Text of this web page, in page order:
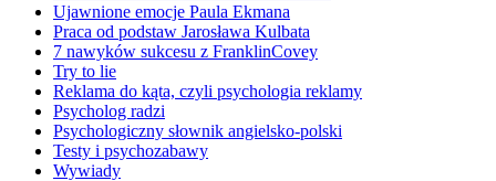
Ujawnione emocje Paula Ekmana
Praca od podstaw Jarosława Kulbata
7 nawyków sukcesu z FranklinCovey
Try to lie
Reklama do kąta, czyli psychologia reklamy
Psycholog radzi
Psychologiczny słownik angielsko-polski
Testy i psychozabawy
Wywiady